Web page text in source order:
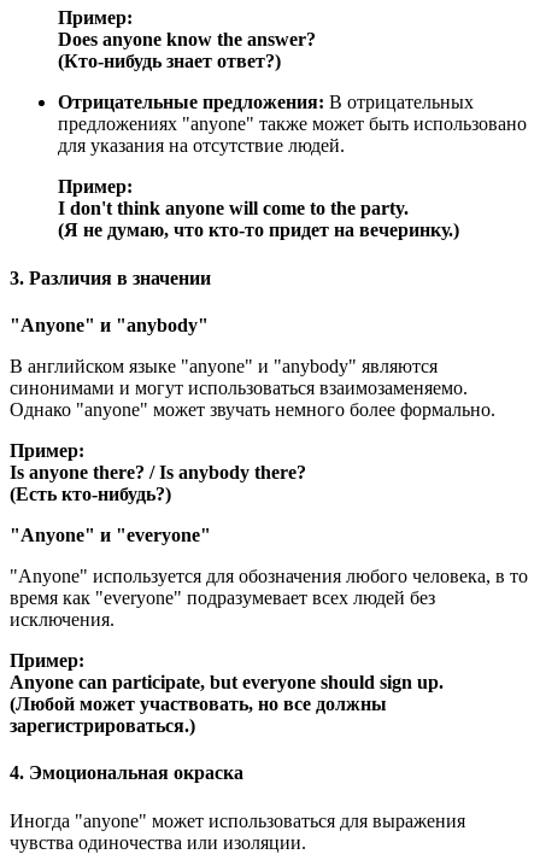
Пример:
Does anyone know the answer?
(Кто-нибудь знает ответ?)
Отрицательные предложения: В отрицательных
предложениях "anyone" также может быть использовано
для указания на отсутствие людей.
Пример:
I don't think anyone will come to the party.
(Я не думаю, что кто-то придет на вечеринку.)
3. Различия в значении
"Anyone" и "anybody"
В английском языке "anyone" и "anybody" являются
синонимами и могут использоваться взаимозаменяемо.
Однако "anyone" может звучать немного более формально.
Пример:
Is anyone there? /Is anybody there?
(Есть кто-нибудь?)
"Anyone" и "everyone"
"Anyone" используется для обозначения любого человека, в то
время как "everyone" подразумевает всех людей без
исключения.
Пример:
Anyone can participate, but everyone should sign up.
(Любой может участвовать, но все должны
зарегистрироваться.)
4. Эмоциональная окраска
Иногда "anyone" может использоваться для выражения
чувства одиночества или изоляции.